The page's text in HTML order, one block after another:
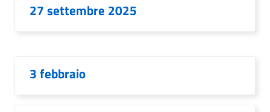
27 settembre 2025
3 febbraio